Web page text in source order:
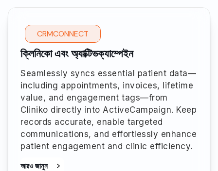
CRMCONNECT
ক্লিনিকো এবং অ্যাক্টিভক্যাম্পেইন
Seamlessly syncs essential patient data—
including appointments, invoices, lifetime
value, and engagement tags—from
Cliniko directly into ActiveCampaign. Keep
records accurate, enable targeted
communications, and effortlessly enhance
patient engagement and clinic efficiency.
আরও জানুন